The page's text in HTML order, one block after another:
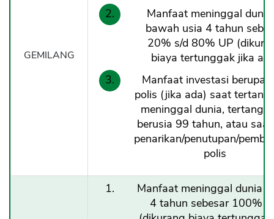
GEMILANG
Manfaat meninggal
bawah usia 4 tahun
20% s/d 80% UP
biaya tertunggak jika
Manfaat investasi berupa
polis (jika ada) saat
meninggal dunia,
berusia 99 tahun, atau
penarikan/penutupan/
polis
Manfaat meninggal dunia
4 tahun sebesar 100%